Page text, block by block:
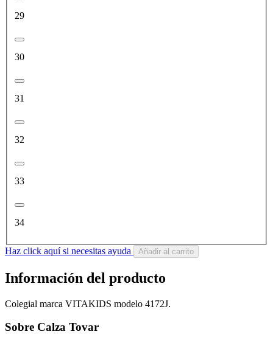
29
30
31
32
33
34
Haz click aquí si necesitas ayuda Añadir al carrito
Información del producto
Colegial marca VITAKIDS modelo 4172J.
Sobre Calza Tovar